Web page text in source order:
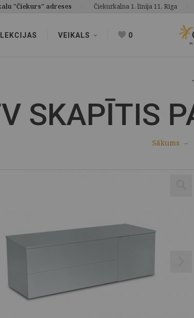
"Čiekurs" adreses Čiekurkalna 1. līnija 11, Rīga
VEIKALS 0
SKAPĪTIS
Sākums